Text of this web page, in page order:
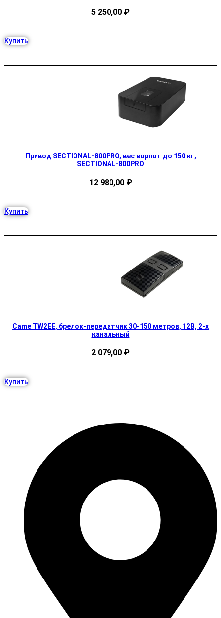
5 250,00 ₽
Купить
Привод SECTIONAL-800PRO, вес ворпот до 150 кг,
SECTIONAL-800PRO
12 980,00 ₽
Купить
Came TW2EE, брелок-передатчик 30-150 метров, 12В, 2-х
канальный
2 079,00 ₽
Купить